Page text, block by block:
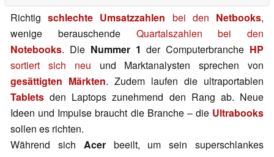
Richtigschlechte Umsatzzahlen bei den Netbooks,
wenige berauschende Quartalszahlen bei den
Notebooks. Die Nummer 1 der Computerbranche HP
sortiert sich neu und Marktanalysten sprechen von
gesättigten Märkten. Zudem laufen die ultraportablen
Tablets den Laptops zunehmend den Rang ab. Neue
Ideen und Impulse braucht die Branche – die Ultrabooks
sollen es richten.
Während sich Acerbeeilt, um sein superschlankes